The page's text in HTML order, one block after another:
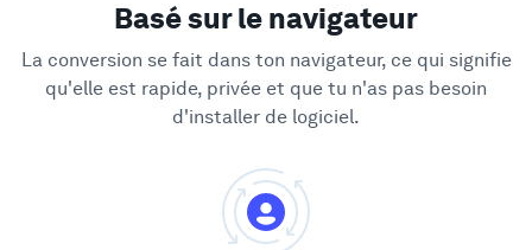
Basé sur le navigateur
La conversion se fait dans ton navigateur, ce qui signifie
qu'elle est rapide, privée et que tu n'as pas besoin
d'installer de logiciel.